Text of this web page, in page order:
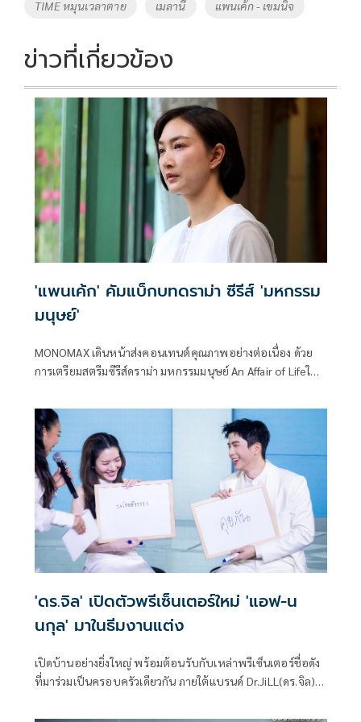
k k
Tags
TIME หมุนเวลาตาย เมลานี แพนเค้ก - เขมนิจ
ข่าวที่เกี่ยวข้อง
'แพนเค้ก' คัมแบ็กบทดราม่า ซีรีส์ 'มหกรรม
มนุษย์'
MONOMAX เดินหน้าส่งคอนเทนต์คุณภาพอย่างต่อเนื่อง ด้วย
การเตรียมสตรีมซีรีส์ดราม่า มหกรรมมนุษย์ An Affair of Lifeใน
ซึ้ง สะท้อนแง่มุมของความรัก ครอบครัว ความสูญเสีย และการ
เติบโตของมนุษย์ ผ่านบทละครที่เข้มข้นและเปี่ยมด้วยอารมณ์
พร้อมชวนผู้ชมร่วมเดินทางไปกับทุกช่วงเวลาของชีวิตที่ทั้ง
งดงามและเจ็บปวด
'ดร.จิล' เปิดตัวพรีเซ็นเตอร์ใหม่ 'แอฟ-น
นกุล' มาในธีมงานแต่ง
เปิดบ้านอย่างยิ่งใหญ่ พร้อมต้อนรับกับเหล่าพรีเซ็นเตอร์ชื่อดัง
ที่มาร่วมเป็นครอบครัวเดียวกัน ภายใต้แบรนด์ Dr.JiLL(ดร.จิล)
ชั้น 19 Gayson Tower โดยมีดาราชื่อดัง ไม่ว่าจะเป็น แอฟ ทักษ